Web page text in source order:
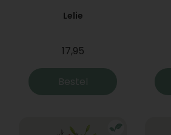
Lelie
17,95
Bestel